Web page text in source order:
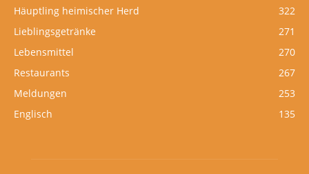
Häuptling heimischer Herd
322
Lieblingsgetränke
271
Lebensmittel
270
Restaurants
267
Meldungen
253
Englisch
135